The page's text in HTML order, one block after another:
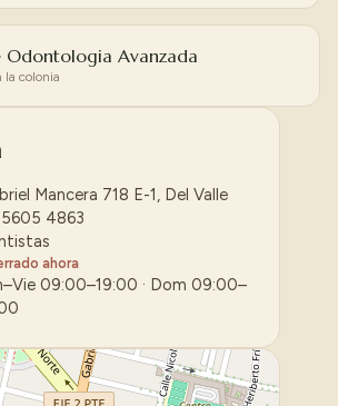
Odontologia Avanzada
la colonia
Mancera 718 E-1, Del Valle
4863
ahora
09:00–19:00 · Dom 09:00–